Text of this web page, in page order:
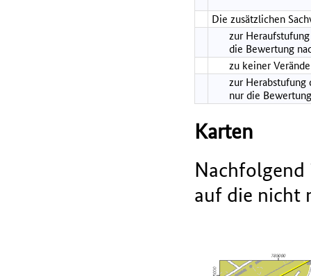
Die zusätzlichen
zur
die Bewertung
zu keiner
zur Herabstufung
nur die
Karten
Nachfolgend
auf die nicht